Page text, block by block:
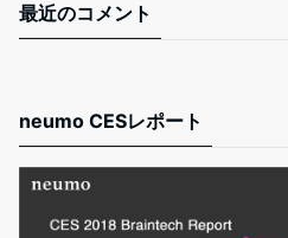
最近のコメント
neumo CESレポート